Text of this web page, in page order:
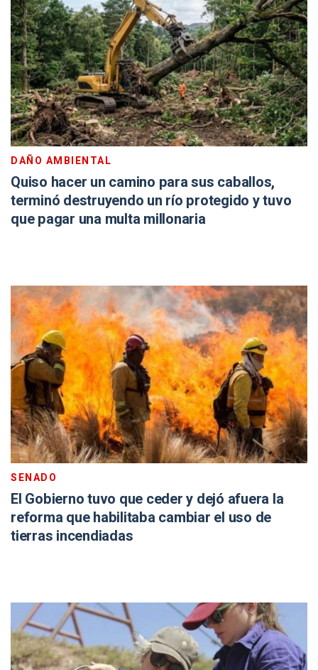
DAÑO AMBIENTAL
Quiso hacer un camino para sus caballos,
terminó destruyendo un río protegido y tuvo
que pagar una multa millonaria
SENADO
El Gobierno tuvo que ceder y dejó afuera la
reforma que habilitaba cambiar el uso de
tierras incendiadas